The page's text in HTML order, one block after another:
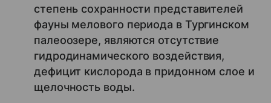
степень сохранности представителей
фауны мелового периода в Тургинском
палеоозере, являются отсутствие
гидродинамического воздействия,
дефицит кислорода в придонном слое и
щелочность воды.